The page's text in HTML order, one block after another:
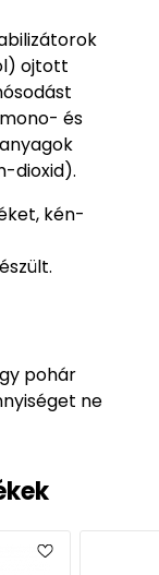
ojtott
és
dioxid).
kén-
pohár
ne